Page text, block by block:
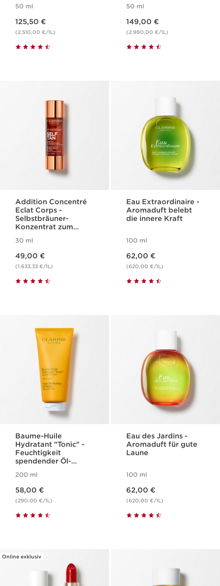
Hautdichte, mehr
Leuchtkraft
50 ml
125,50 €
(2.510,00 €/1L)
50 ml
149,00 €
(2.980,00 €/1L)
Addition Concentré
Eclat Corps -
Selbstbräuner-
Konzentrat zum
Körperpflege
30 ml
49,00 €
(1.633,33 €/1L)
Eau Extraordinaire -
Aromaduft belebt
die innere Kraft
100 ml
62,00 €
(620,00 €/1L)
Baume-Huile
Hydratant "Tonic" -
Feuchtigkeit
spendender Öl-
Körper
200 ml
58,00 €
(290,00 €/1L)
Eau des Jardins -
Aromaduft für gute
Laune
100 ml
62,00 €
(620,00 €/1L)
Online exklusiv